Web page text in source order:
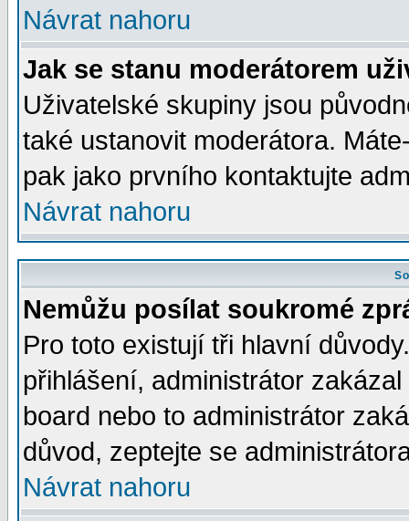
Návrat nahoru
Jak se stanu moderátorem
Uživatelské skupiny jsou
také ustanovit moderátora.
pak jako prvního kontaktujte
Návrat nahoru
Nemůžu posílat soukromé
Pro toto existují tři hlavní
přihlášení, administrátor
board nebo to administrátor
důvod, zeptejte se
Návrat nahoru